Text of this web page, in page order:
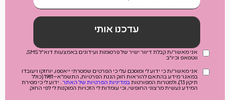
עדכנו אותי
אני מאשר/ת קבלת דיוור ישיר של פרסומות ועידונים באמצעות דוא"ל SMS,
ווטסאפ וכיו"ב
אני מאשר/ת כי ידוע לי ומוסכם עלי כי הפרטים שמסרתי ייאספו, יוחזקו ויעובדו
במאגר מידע בהתאם להוראות חוק הגנת הפרטיות, התשמ"א–1981 (כולל
תיקון 13), ולמטרות המפורטות
במדיניות הפרטיות של האתר . ידוע לי כי מסירת
המידע נעשית מרצוני החופשי, וכי עומדות לי הזכויות המוקנות לי לפי החוק.